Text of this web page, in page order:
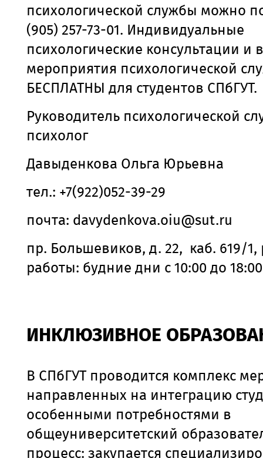
психологической службы можно
(905) 257-73-01. Индивидуальные
психологические консультации и
мероприятия психологической
БЕСПЛАТНЫ для студентов СПбГУТ.
Руководитель психологической
психолог
Давыденкова Ольга Юрьевна
тел.: +7(922)052-39-29
почта: davydenkova.oiu@sut.ru
пр. Большевиков, д. 22, каб. 619/
работы: будние дни с 10:00 до
ИНКЛЮЗИВНОЕ
В СПбГУТ проводится комплекс
направленных на интеграцию
особенными потребностями в
общеуниверситетский
процесс: закупается